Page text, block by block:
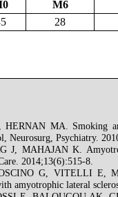
M6
28
MA. Smoking
Neurosurg, Psychiatry.
J, MAHAJAN K.
2014;13(6):515-8.
G, VITELLI E,
amyotrophic lateral